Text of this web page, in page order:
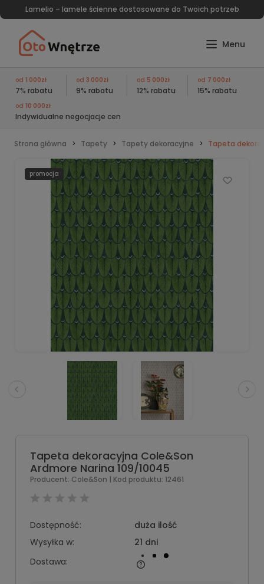
Lamelio – lamele ścienne dostosowane do Twoich potrzeb
od 1 000zł
7% rabatu
od 3 000zł
9% rabatu
od 5 000zł
12% rabatu
od 7 000zł
15% rabatu
od 10 000zł
Indywidualne negocjacje cen
Strona główna Tapety Tapety dekoracyjne Tapeta
promocja
Tapeta dekoracyjna Cole&Son
Ardmore Narina 109/10045
Producent: Cole&Son | Kod produktu: 12461
Dostępność:
duża ilość
Wysyłka w:
21 dni
Dostawa: